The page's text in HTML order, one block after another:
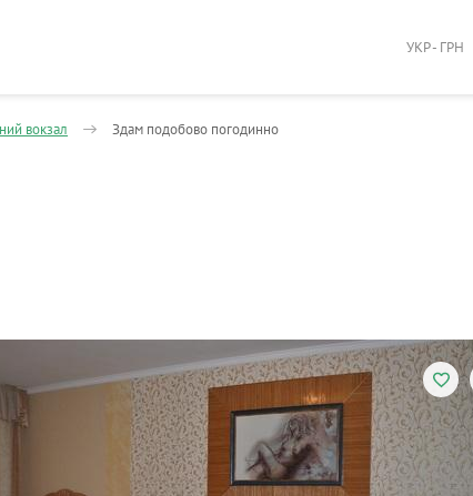
УКР - ГРН
вокзал Здам подобово погодинно